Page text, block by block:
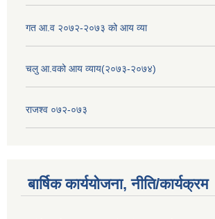
गत आ.व २०७२-२०७३ को आय व्या
चलु आ.वको आय व्याय(२०७३-२०७४)
राजश्व ०७२-०७३
बार्षिक कार्ययोजना, नीति/कार्यक्रम